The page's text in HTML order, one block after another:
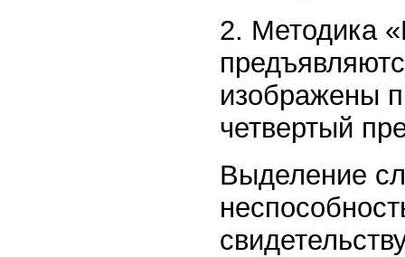
2. Методика
изображены
четвертый
Выделение